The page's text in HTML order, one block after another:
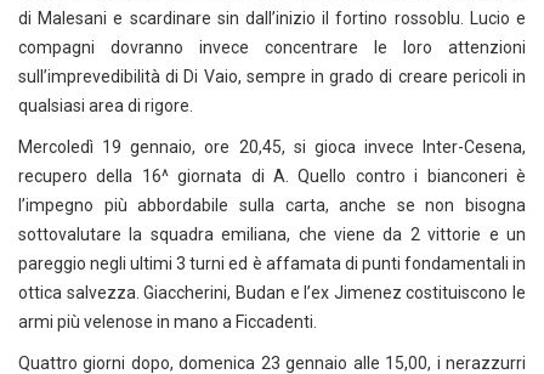
di Malesani e scardinare sin dall’inizio il fortino rossoblu. Lucio e
compagni dovranno invece concentrare le loro attenzioni
sull’imprevedibilità di Di Vaio, sempre in grado di creare pericoli in
qualsiasi area di rigore.
Mercoledì 19 gennaio, ore 20,45, si gioca invece Inter-Cesena,
recupero della 16^ giornata di A. Quello contro i bianconeri è
l’impegno più abbordabile sulla carta, anche se non bisogna
sottovalutare la squadra emiliana, che viene da 2 vittorie e un
pareggio negli ultimi 3 turni ed è affamata di punti fondamentali in
ottica salvezza. Giaccherini, Budan e l’ex Jimenez costituiscono le
armi più velenose in mano a Ficcadenti.
Quattro giorni dopo, domenica 23 gennaio alle 15,00, i nerazzurri